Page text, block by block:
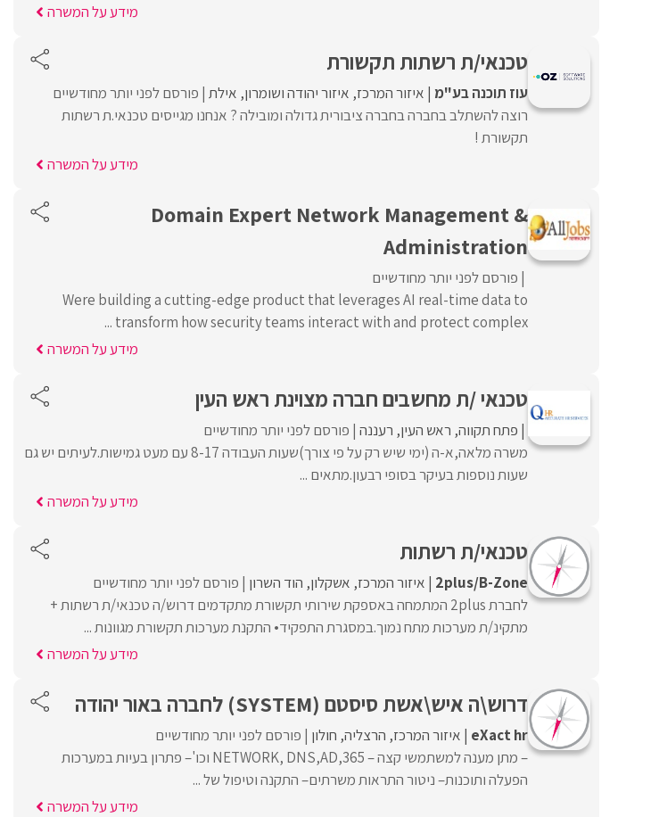
מידע על המשרה
טכנאי/ת רשתות תקשורת
עוז תוכנה בע"מ איזור המרכז איזור יהודה ושומרון אילת פורסם לפני יותר מחודשיים
רוצה להשתלב בחברה בחברה ציבורית גדולה ומובילה ? אנחנו מגייסים טכנאי.ת רשתות
תקשורת !
מידע על המשרה
Domain Expert Network Management &
Administration
פורסם לפני יותר מחודשיים
Were building a cutting-edge product that leverages AI real-time data to
transform how security teams interact with and protect complex ...
מידע על המשרה
טכנאי /ת מחשבים חברה מצוינת ראש העין
פתח תקווה ראש העין רעננה פורסם לפני יותר מחודשיים
משרה מלאה,א-ה (ימי שיש רק על פי צורך)שעות העבודה 8-17 עם מעט גמישות.לעיתים יש גם
שעות נוספות בעיקר בסופי רבעון.מתאים ...
מידע על המשרה
טכנאי/ת רשתות
2plus/B-Zone איזור המרכז אשקלון הוד השרון פורסם לפני יותר מחודשיים
לחברת 2plus המתמחה באספקת שירותי תקשורת מתקדמים דרוש/ה טכנאי/ת רשתות +
מתקינ/ת מערכות מתח נמוך.במסגרת התפקיד• התקנת מערכות תקשורת מגוונות ...
מידע על המשרה
דרוש\ה איש\אשת סיסטם (SYSTEM) לחברה באור יהודה
eXact hr איזור המרכז הרצליה חולון פורסם לפני יותר מחודשיים
– מתן מענה למשתמשי קצה – NETWORK, DNS,AD,365 וכו'– פתרון בעיות במערכות
הפעלה ותוכנות– ניטור התראות משרתים– התקנה וטיפול של ...
מידע על המשרה